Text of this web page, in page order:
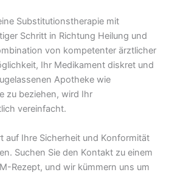
Substitutionstherapie mit
Schritt in Richtung Heilung und
von kompetenter ärztlicher
Ihr Medikament diskret und
Apotheke wie
zu beziehen, wird Ihr
vereinfacht.
auf Ihre Sicherheit und Konformität
Suchen Sie den Kontakt zu einem
Rezept, und wir kümmern uns um